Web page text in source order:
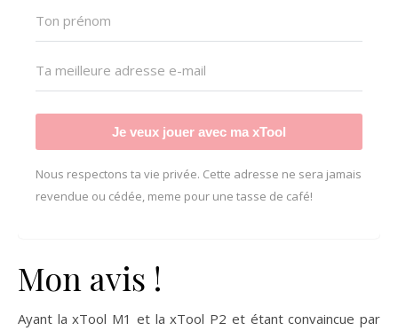
Je veux jouer avec ma xTool
Nous respectons ta vie privée. Cette adresse ne sera jamais
revendue ou cédée, meme pour une tasse de café!
Mon avis !
Ayant la xTool M1 et la xTool P2 et étant convaincue par